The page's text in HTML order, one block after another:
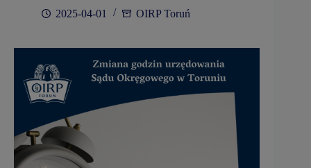
2025-04-01 OIRP Toruń